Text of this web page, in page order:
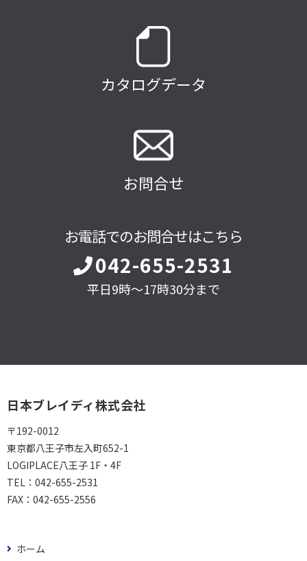
カタログデータ
お問合せ
お電話でのお問合せはこちら
042-655-2531
平日9時～17時30分まで
日本ブレイディ株式会社
〒192-0012
東京都八王子市左入町652-1
LOGIPLACE八王子 1F・4F
TEL： 042-655-2531
FAX： 042-655-2556
ホーム